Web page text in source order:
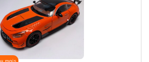
mais